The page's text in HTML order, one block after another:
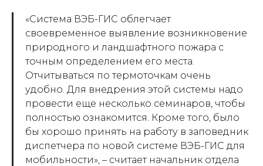
«Система ВЭБ-ГИС облегчает
своевременное выявление возникновение
природного и ландшафтного пожара с
точным определением его места.
Отчитываться по термоточкам очень
удобно. Для внедрения этой системы надо
провести еще несколько семинаров, чтобы
полностью ознакомится. Кроме того, было
бы хорошо принять на работу в заповедник
диспетчера по новой системе ВЭБ-ГИС для
мобильности», – считает начальник отдела